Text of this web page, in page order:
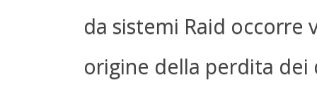
da sistemi Raid occorre
origine della perdita dei